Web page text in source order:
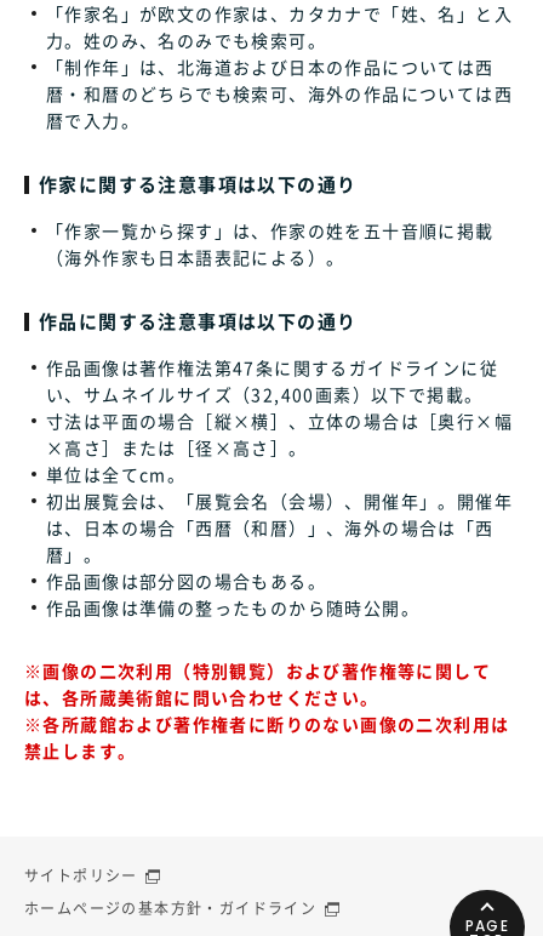
「作家名」が欧文の作家は、カタカナで「姓、名」と入
力。姓のみ、名のみでも検索可。
「制作年」は、北海道および日本の作品については西
暦・和暦のどちらでも検索可、海外の作品については西
暦で入力。
作家に関する注意事項は以下の通り
「作家一覧から探す」は、作家の姓を五十音順に掲載
（海外作家も日本語表記による）。
作品に関する注意事項は以下の通り
作品画像は著作権法第47条に関するガイドラインに従
い、サムネイルサイズ（32,400画素）以下で掲載。
寸法は平面の場合［縦×横］、立体の場合は［奥行×幅
×高さ］または［径×高さ］。
単位は全てcm。
初出展覧会は、「展覧会名（会場）、開催年」。開催年
は、日本の場合「西暦（和暦）」、海外の場合は「西
暦」。
作品画像は部分図の場合もある。
作品画像は準備の整ったものから随時公開。
※画像の二次利用（特別観覧）および著作権等に関して
は、各所蔵美術館に問い合わせください。
※各所蔵館および著作権者に断りのない画像の二次利用は
禁止します。
サイトポリシー
ホームページの基本方針・ガイドライン
PAGE